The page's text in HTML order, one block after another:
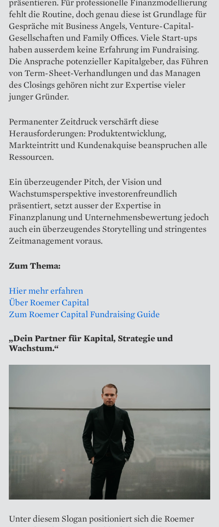
präsentieren. Für professionelle Finanzmodellierung
fehlt die Routine, doch genau diese ist Grundlage für
Gespräche mit Business Angels, Venture-Capital-
Gesellschaften und Family Offices. Viele Start-ups
haben ausserdem keine Erfahrung im Fundraising.
Die Ansprache potenzieller Kapitalgeber, das Führen
von Term-Sheet-Verhandlungen und das Managen
des Closings gehören nicht zur Expertise vieler
junger Gründer.
Permanenter Zeitdruck verschärft diese
Herausforderungen: Produktentwicklung,
Markteintritt und Kundenakquise beanspruchen alle
Ressourcen.
Ein überzeugender Pitch, der Vision und
Wachstumsperspektive investorenfreundlich
präsentiert, setzt ausser der Expertise in
Finanzplanung und Unternehmensbewertung jedoch
auch ein überzeugendes Storytelling und stringentes
Zeitmanagement voraus.
Zum Thema:
Hier mehr erfahren
Über Roemer Capital
Zum Roemer Capital Fundraising Guide
„Dein Partner für Kapital, Strategie und
Wachstum.“
Unter diesem Slogan positioniert sich die Roemer